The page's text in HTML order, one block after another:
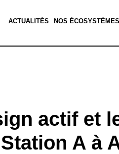
ACTUALITÉS NOS ÉCOSYSTÈMES
actif et
A à